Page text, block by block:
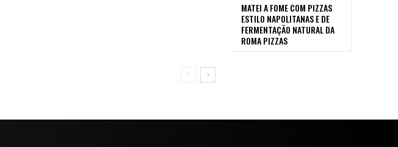
MATEI A FOME COM PIZZAS
ESTILO NAPOLITANAS E DE
FERMENTAÇÃO NATURAL DA
ROMA PIZZAS